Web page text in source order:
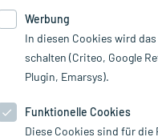
Werbung
In diesen Cookies wird
schalten (Criteo, Google
Plugin, Emarsys).
Funktionelle Cookies
Diese Cookies sind für